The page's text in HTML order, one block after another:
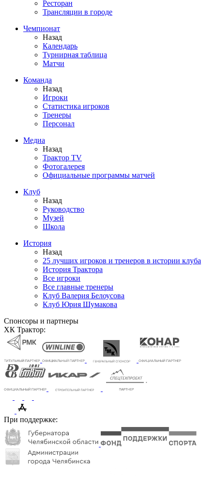
Ресторан
Трансляции в городе
Чемпионат
Назад
Календарь
Турнирная таблица
Матчи
Команда
Назад
Игроки
Статистика игроков
Тренеры
Персонал
Медиа
Назад
Трактор TV
Фотогалерея
Официальные программы матчей
Клуб
Назад
Руководство
Музей
Школа
История
Назад
25 лучших игроков и тренеров в истории клуба
История Трактора
Все игроки
Все главные тренеры
Клуб Валерия Белоусова
Клуб Юрия Шумакова
Спонсоры и партнеры
ХК Трактор:
При поддержке: